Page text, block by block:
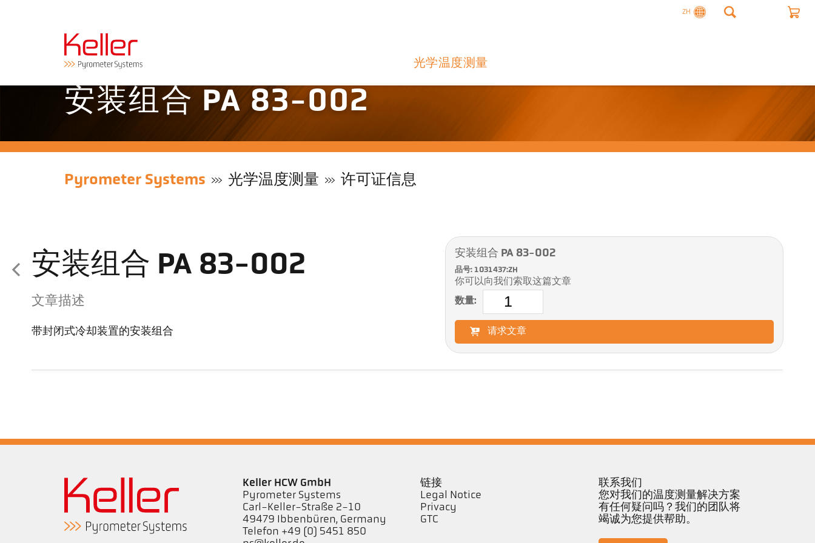
ZH
光学温度测量
安装组合 PA 83-002
Pyrometer Systems 光学温度测量 许可证信息
安装组合 PA 83-002
文章描述
带封闭式冷却装置的安装组合
安装组合 PA 83-002
品号: 1031437:ZH
你可以向我们索取这篇文章
数量:
请求文章
Keller HCW GmbH
Pyrometer Systems
Carl-Keller-Straße 2-10
49479 Ibbenbüren, Germany
Telefon +49 (0) 5451 850
链接
Legal Notice
Privacy
GTC
联系我们
您对我们的温度测量解决方案
有任何疑问吗？我们的团队将
竭诚为您提供帮助。